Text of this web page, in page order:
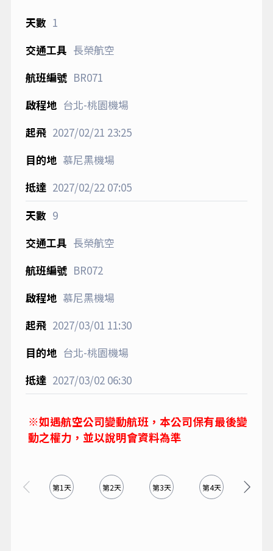
1
長榮航空
BR071
台北-桃園機場
2027/02/21 23:25
慕尼黑機場
2027/02/2207:05
9
長榮航空
BR072
慕尼黑機場
2027/03/01 11:30
台北-桃園機場
2027/03/0206:30
※如遇航空公司變動航班，本公司保有最後變
動之權力，並以說明會資料為準
第1天 第2天 第3天 第4天